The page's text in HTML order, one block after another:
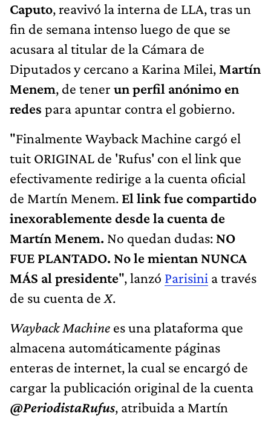
Caputo, reavivó la interna de LLA, tras un
fin de semana intenso luego de que se
acusara al titular de la Cámara de
Diputados y cercano a Karina Milei, Martín
Menem, de tener un perfil anónimo en
redes para apuntar contra el gobierno.
"Finalmente Wayback Machine cargó el
tuit ORIGINAL de 'Rufus' con el link que
efectivamente redirige a la cuenta oficial
de Martín Menem. El link fue compartido
inexorablemente desde la cuenta de
Martín Menem. No quedan dudas: NO
FUE PLANTADO. No le mientan NUNCA
MÁS al presidente", lanzó Parisini a través
de su cuenta de X.
Wayback Machine es una plataforma que
almacena automáticamente páginas
enteras de internet, la cual se encargó de
cargar la publicación original de la cuenta
@PeriodistaRufus, atribuida a Martín